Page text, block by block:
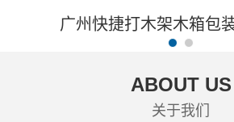
广州快捷打木架木箱包
ABOUT US
关于我们